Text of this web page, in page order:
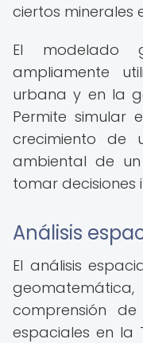
ciertos minerales
El modelado
ampliamente
urbana y en la
Permite simular
crecimiento de
ambiental de
tomar decisiones
Análisis
El análisis
comprensión
espaciales en la